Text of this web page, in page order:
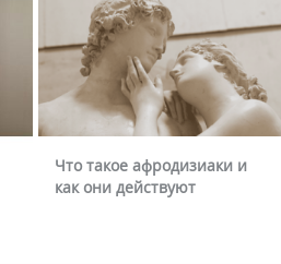
Что такое афродизиаки и
как они действуют